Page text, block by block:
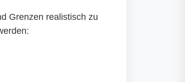
Grenzen realistisch zu